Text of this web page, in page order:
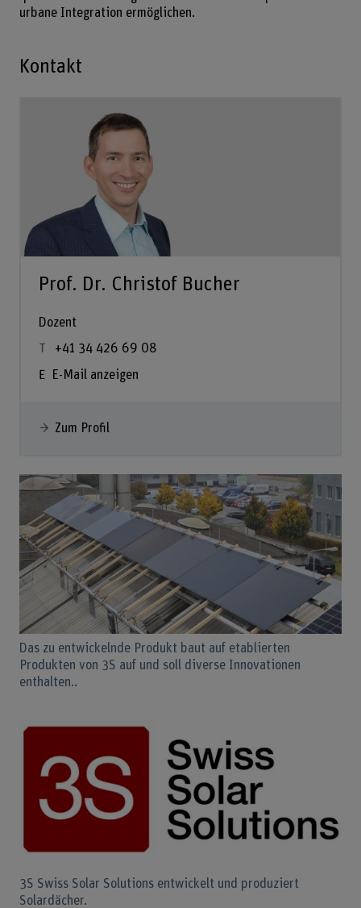
urbane Integration ermöglichen.
Kontakt
Prof. Dr. Christof Bucher
Dozent
+41 34 426 69 08
E-Mail anzeigen
Zum Profil
Das zu entwickelnde Produkt baut auf etablierten
Produkten von 3S auf und soll diverse Innovationen
enthalten..
3S Swiss Solar Solutions entwickelt und produziert
Solardächer.